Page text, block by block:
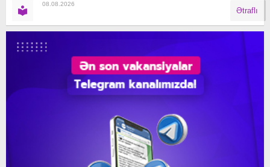
08.08.2026
Ətraflı